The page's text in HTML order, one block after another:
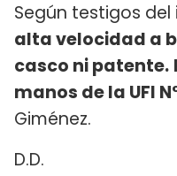
Según testigos del
alta velocidad a
casco ni patente.
manos de la UFI
Giménez.
D.D.